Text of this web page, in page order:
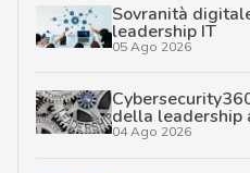
Sovranità
leadership IT
05 Ago 2026
della leadership
04 Ago 2026